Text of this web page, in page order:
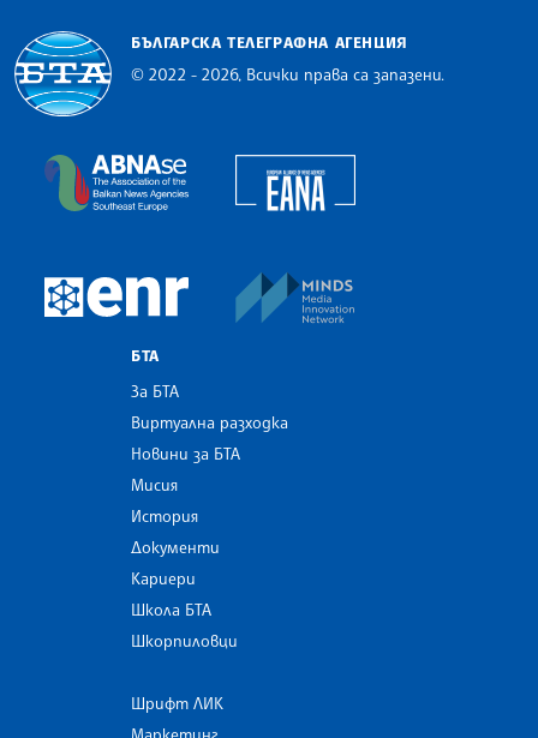
БЪЛГАРСКА ТЕЛЕГРАФНА АГЕНЦИЯ
© 2022 - 2026, Всички права са запазени.
The Assocoation of the Balkan News Agencies
European Newsroom
БТА
За БТА
Виртуална разходка
Новини за БТА
Мисия
История
Документи
Кариери
Школа БТА
Шкорпиловци
Шрифт ЛИК